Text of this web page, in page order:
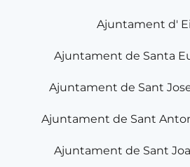
Ajuntament d'
Ajuntament de Santa
Ajuntament de Sant
Ajuntament de Sant
Ajuntament de Sant